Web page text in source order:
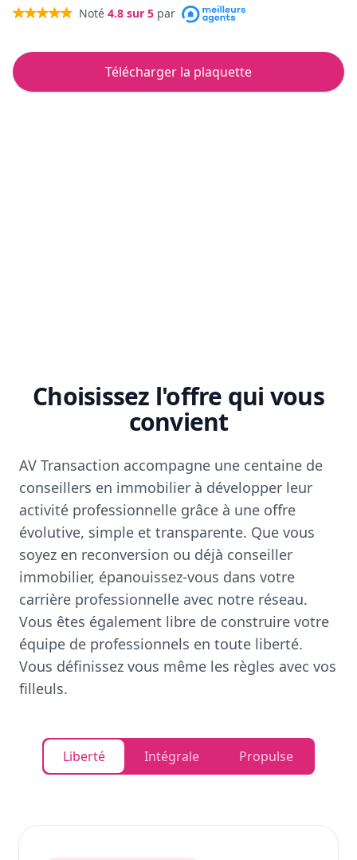
Noté 4.8 sur 5 par
Télécharger la plaquette
Choisissez l'offre qui vous
convient
AV Transaction accompagne une centaine de
conseillers en immobilier à développer leur
activité professionnelle grâce à une offre
évolutive, simple et transparente. Que vous
soyez en reconversion ou déjà conseiller
immobilier, épanouissez-vous dans votre
carrière professionnelle avec notre réseau.
Vous êtes également libre de construire votre
équipe de professionnels en toute liberté.
Vous définissez vous même les règles avec vos
filleuls.
Liberté Intégrale Propulse